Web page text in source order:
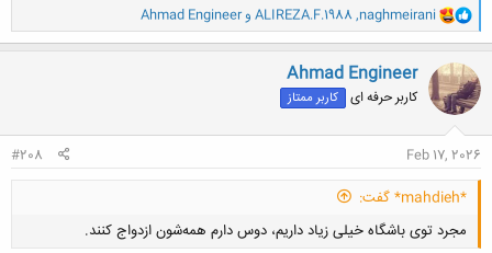
و
ا
ک
ن
ش
ه
:
naghmeirani
,
ALIREZA.F.1988 وAhmad Engineer
Ahmad Engineer
کاربر حرفه ای کاربر ممتاز
Feb 17, 2026
#208
*mahdieh* گفت:
مجرد توی باشگاه خیلی زیاد داریم، دوس دارم همه‌شون ازدواج کنند.